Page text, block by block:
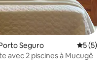
Seguro
5 (5)
avec 2 piscines à Mucugê